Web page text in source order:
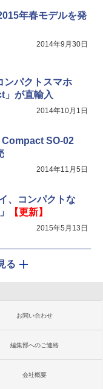
年春モデルを発
2014年9月30日
ンパクトスマホ
」が直輸入
2014年10月1日
Compact SO-02
2014年11月5日
、コンパクトな
【更新】
2015年5月13日
る
お問い合わせ
編集部へのご連絡
会社概要